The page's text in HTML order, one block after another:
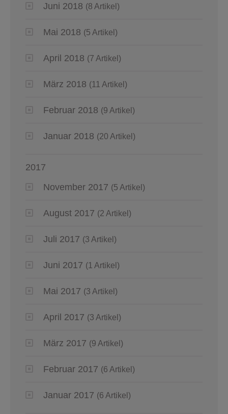
Juni 2018 (8 Artikel)
Mai 2018 (5 Artikel)
April 2018 (7 Artikel)
März 2018 (11 Artikel)
Februar 2018 (9 Artikel)
Januar 2018 (20 Artikel)
2017
November 2017 (5 Artikel)
August 2017 (2 Artikel)
Juli 2017 (3 Artikel)
Juni 2017 (1 Artikel)
Mai 2017 (3 Artikel)
April 2017 (3 Artikel)
März 2017 (9 Artikel)
Februar 2017 (6 Artikel)
Januar 2017 (6 Artikel)